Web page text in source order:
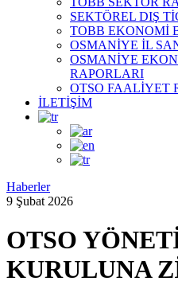
SEKTÖREL DIŞ
TOBB EKONOMİ
OSMANİYE İL
OSMANİYE
RAPORLARI
OTSO FAALİYET
İLETİŞİM
Haberler
9 Şubat 2026
OTSO
KURULUNA